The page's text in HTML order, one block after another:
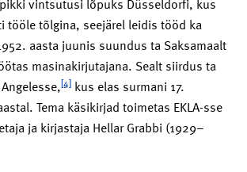
tööle tõlgina, seejärel leidis tööd ka
aasta juunis suundus ta Saksamaalt
masinakirjutajana. Sealt siirdus ta
[4] kus elas surmani 17.
Tema käsikirjad toimetas EKLA-sse
ja kirjastaja Hellar Grabbi (1929–